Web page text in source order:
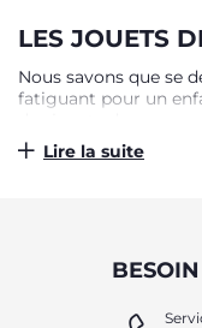
LES JOUETS
Nous savons que se
fatiguant pour un
balade ou en voyage.
Lire la suite